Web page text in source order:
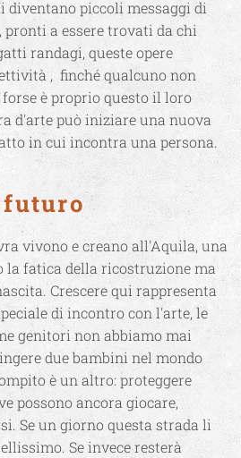
diventano piccoli messaggi di
a essere trovati da chi
randagi, queste opere
, finché qualcuno non
è proprio questo il loro
d'arte può iniziare una nuova
in cui incontra una persona.
futuro
vivono e creano all'Aquila, una
la fatica della ricostruzione ma
Crescere qui rappresenta
di incontro con l'arte, le
genitori non abbiamo mai
due bambini nel mondo
è un altro: proteggere
possono ancora giocare,
Se un giorno questa strada li
Se invece resterà